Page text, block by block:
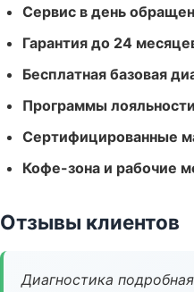
Сервис в день
Гарантия до 24
Бесплатная базовая
Программы
Сертифицированные
Кофе-зона и рабочие
Отзывы клиентов
Диагностика